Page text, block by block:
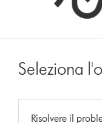
Seleziona
Risolvere il